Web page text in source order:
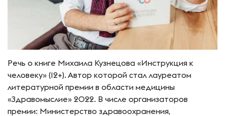
Речь о книге Михаила Кузнецова «Инструкция к
человеку» (12+). Автор которой стал лауреатом
литературной премии в области медицины
«Здравомыслие» 2022. В числе организаторов
премии: Министерство здравоохранения,